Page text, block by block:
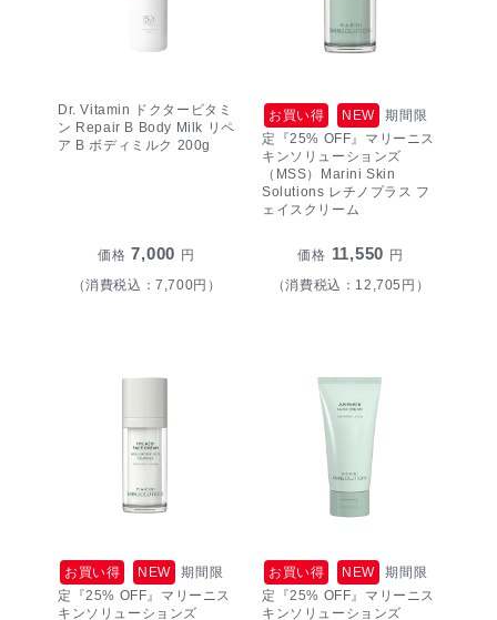
Dr. Vitamin ドクタービタミ
ン Repair B Body Milk リペ
ア B ボディミルク 200g
価格 7,000 円
（消費税込：7,700円）
お買い得 NEW
期間限
定『25% OFF』マリーニス
キンソリューションズ
（MSS）Marini Skin
Solutions レチノプラス フ
ェイスクリーム
価格 11,550 円
（消費税込：12,705円）
お買い得 NEW
期間限
定『25% OFF』マリーニス
キンソリューションズ
お買い得 NEW
期間限
定『25% OFF』マリーニス
キンソリューションズ